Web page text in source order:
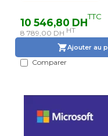
10 546,80 DHTTC
8 789,00 DH HT
Ajouter au
Comparer